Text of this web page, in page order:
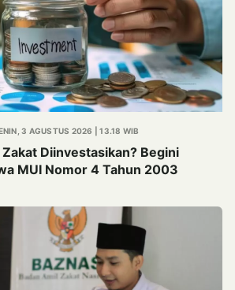
3 AGUSTUS 2026 | 13.18 WIB
Diinvestasikan? Begini
MUI Nomor 4 Tahun 2003